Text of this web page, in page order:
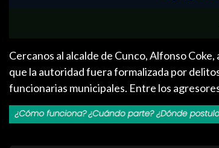
Cercanos al alcalde de Cunco, Alfonso
que la autoridad fuera formalizada por
funcionarias municipales. Entre los